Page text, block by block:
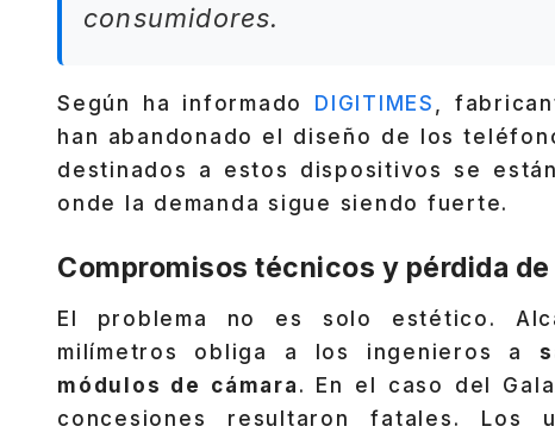
consumidores.
Según ha informado DIGITIMES ,
han abandonado el diseño de los
destinados a estos dispositivos se
onde la demanda sigue siendo fuerte.
Compromisos técnicos y pérdida
El problema no es solo estético.
milímetros obliga a los ingenieros a
módulos de cámara . En el caso del
concesiones resultaron fatales. Los